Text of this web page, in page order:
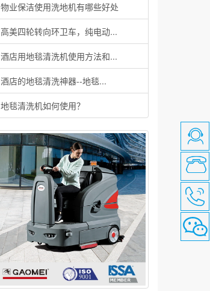
物业保洁使用洗地机有哪些好处
高美四轮转向环卫车，纯电动...
酒店用地毯清洗机使用方法和...
酒店的地毯清洗神器--地毯...
地毯清洗机如何使用？